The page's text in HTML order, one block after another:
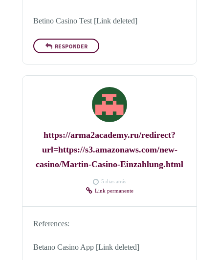
Betino Casino Test [Link deleted]
RESPONDER
https://arma2academy.ru/redirect?
url=https://s3.amazonaws.com/new-
casino/Martin-Casino-Einzahlung.html
5 dias atrás
Link permanente
References:
Betano Casino App [Link deleted]